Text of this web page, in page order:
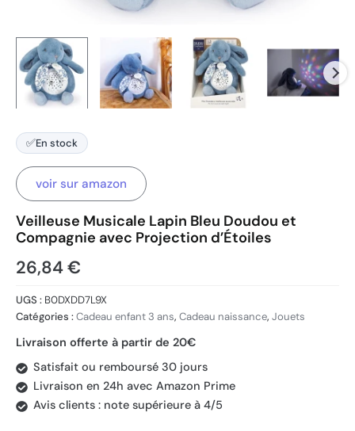
✅En stock
voir sur amazon
Veilleuse Musicale Lapin Bleu Doudou et
Compagnie avec Projection d’Étoiles
26,84€
UGS : B0DXDD7L9X
Catégories :Cadeau enfant 3 ans, Cadeau naissance, Jouets
Livraison offerte à partir de 20€
Satisfait ou remboursé 30 jours
Livraison en 24h avec Amazon Prime
Avis clients : note supérieure à 4/5